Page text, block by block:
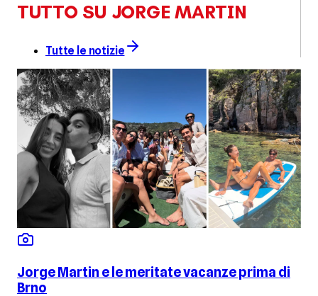
TUTTO SU JORGE MARTIN
Tutte le notizie
Jorge Martin e le meritate vacanze prima di
Brno